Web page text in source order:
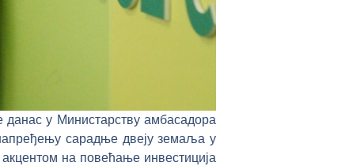
у Министарству амбасадора
сарадње двеју земаља у
на повећање инвестиција